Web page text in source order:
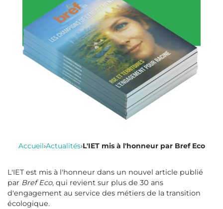
Accueil›Actualités›L'IET mis à l'honneur par Bref Eco
L'IET est mis à l'honneur dans un nouvel article publié
par Bref Eco, qui revient sur plus de 30 ans
d'engagement au service des métiers de la transition
écologique.